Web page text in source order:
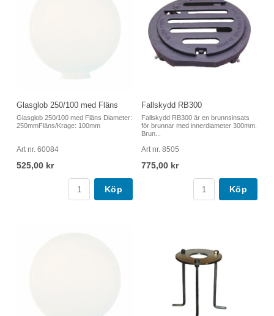
Glasglob 250/100 med Fläns
Glasglob 250/100 med Fläns Diameter:
250mmFläns/Krage: 100mm
Art nr. 60084
525,00 kr
Köp
Fallskydd RB300
Fallskydd RB300 är en brunnsinsats
för brunnar med innerdiameter 300mm.
Brun...
Art nr. 8505
775,00 kr
Köp